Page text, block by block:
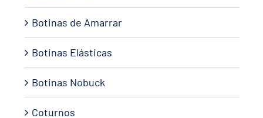
Botinas de Amarrar
Botinas Elásticas
Botinas Nobuck
Coturnos